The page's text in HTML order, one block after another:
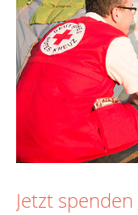
Jetzt spenden